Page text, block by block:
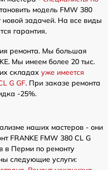
модель FMW 380
новой задачей. На все виды
гарантия.
ремонта. Мы большая
Мы имеем более 20 тыс.
складах уже имеется
G GF. При заказе ремонта
-25%.
наших мастеров - они
FRANKE FMW 380 CL G
в Перми по ремонту
следующие услуги: